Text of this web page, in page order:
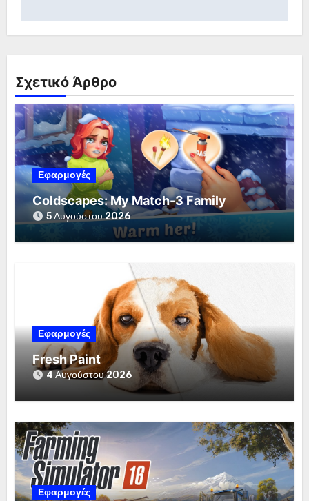
Σχετικό Άρθρο
Εφαρμογές
Coldscapes: My Match-3 Family
5 Αυγούστου 2026
Εφαρμογές
Fresh Paint
4 Αυγούστου 2026
Εφαρμογές